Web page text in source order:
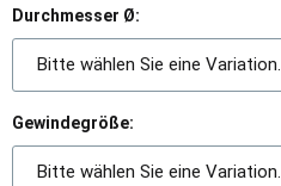
Durchmesser Ø:
Bitte wählen Sie eine Variation.
Gewindegröße:
Bitte wählen Sie eine Variation.